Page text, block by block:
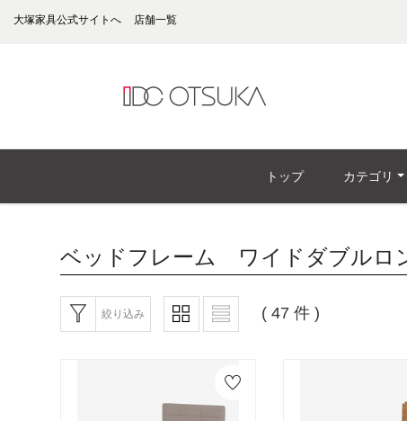
大塚家具公式サイトへ 店舗一覧
トップ カテゴリ
ベッドフレーム ワイドダブルロ
絞り込み ( 47 件 )